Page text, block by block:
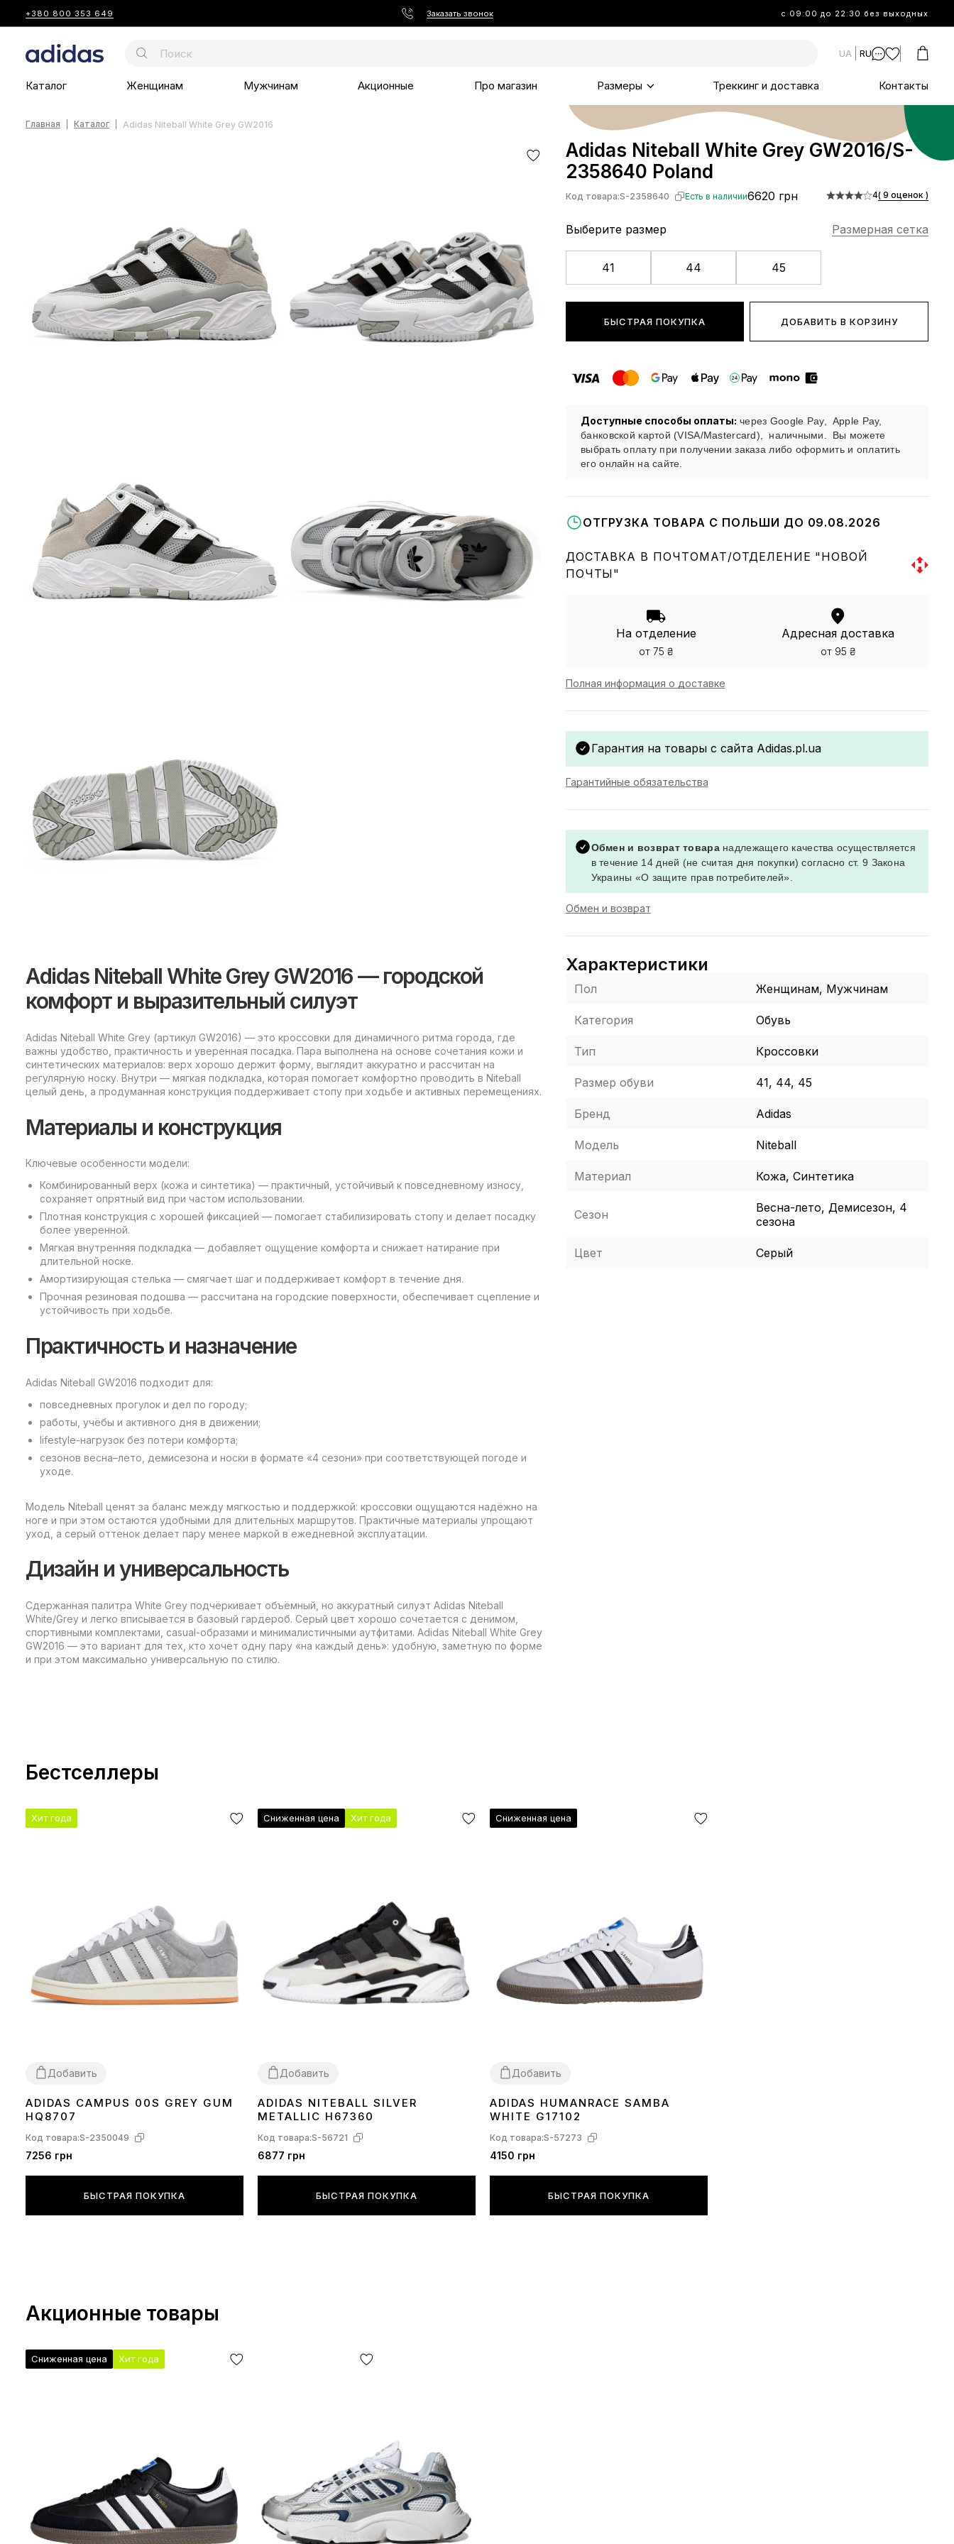
+380 800 353 649 Заказать звонок с 09:00 до 22:30 без выходных
UA RU
Каталог Женщинам Мужчинам Акционные Про магазин Размеры Треккинг и доставка Контакты
Главная Каталог Adidas Niteball White Grey GW2016
Adidas Niteball White Grey GW2016 — городской
комфорт и выразительный силуэт
Adidas Niteball White Grey (артикул GW2016) — это кроссовки для динамичного ритма города, где
важны удобство, практичность и уверенная посадка. Пара выполнена на основе сочетания кожи и
синтетических материалов: верх хорошо держит форму, выглядит аккуратно и рассчитан на
регулярную носку. Внутри — мягкая подкладка, которая помогает комфортно проводить в Niteball
целый день, а продуманная конструкция поддерживает стопу при ходьбе и активных перемещениях.
Материалы и конструкция
Ключевые особенности модели:
Комбинированный верх (кожа и синтетика) — практичный, устойчивый к повседневному износу,
сохраняет опрятный вид при частом использовании.
Плотная конструкция с хорошей фиксацией — помогает стабилизировать стопу и делает посадку
более уверенной.
Мягкая внутренняя подкладка — добавляет ощущение комфорта и снижает натирание при
длительной носке.
Амортизирующая стелька — смягчает шаг и поддерживает комфорт в течение дня.
Прочная резиновая подошва — рассчитана на городские поверхности, обеспечивает сцепление и
устойчивость при ходьбе.
Практичность и назначение
Adidas Niteball GW2016 подходит для:
повседневных прогулок и дел по городу;
работы, учёбы и активного дня в движении;
lifestyle-нагрузок без потери комфорта;
сезонов весна–лето, демисезона и носки в формате «4 сезони» при соответствующей погоде и
уходе.
Модель Niteball ценят за баланс между мягкостью и поддержкой: кроссовки ощущаются надёжно на
ноге и при этом остаются удобными для длительных маршрутов. Практичные материалы упрощают
уход, а серый оттенок делает пару менее маркой в ежедневной эксплуатации.
Дизайн и универсальность
Сдержанная палитра White Grey подчёркивает объёмный, но аккуратный силуэт Adidas Niteball
White/Grey и легко вписывается в базовый гардероб. Серый цвет хорошо сочетается с денимом,
спортивными комплектами, casual-образами и минималистичными аутфитами. Adidas Niteball White Grey
GW2016 — это вариант для тех, кто хочет одну пару «на каждый день»: удобную, заметную по форме
и при этом максимально универсальную по стилю.
Adidas Niteball White Grey GW2016/S-
2358640 Poland
Код товара:S-2358640 Есть в наличии6620 грн 4( 9 оценок )
Выберите размер Размерная сетка
41 44 45
БЫСТРАЯ ПОКУПКА ДОБАВИТЬ В КОРЗИНУ
Доступные способы оплаты: через Google Pay,
Apple Pay,
банковской картой (VISA/Mastercard),
наличными.
Вы можете
выбрать оплату при получении заказа либо оформить и оплатить
его онлайн на сайте.
ОТГРУЗКА ТОВАРА С ПОЛЬШИ ДО 09.08.2026
ДОСТАВКА В ПОЧТОМАТ/ОТДЕЛЕНИЕ "НОВОЙ
ПОЧТЫ"
На отделение
от 75 ₴
Адресная доставка
от 95 ₴
Полная информация о доставке
Гарантия на товары с сайта Adidas.pl.ua
Гарантийные обязательства
Обмен и возврат товаранадлежащего качества осуществляется
в течение 14 дней (не считая дня покупки) согласно ст. 9 Закона
Украины «О защите прав потребителей».
Обмен и возврат
Характеристики
Пол Женщинам, Мужчинам
Категория Обувь
Тип Кроссовки
Размер обуви 41, 44, 45
Бренд Adidas
Модель Niteball
Материал Кожа, Синтетика
Сезон
Весна-лето, Демисезон, 4
сезона
Цвет Серый
Бестселлеры
Хит года
Добавить
36 3738 394041 4344 45
ADIDAS CAMPUS 00S GREY GUM
HQ8707
Код товара:S-2350049
7256 грн
БЫСТРАЯ ПОКУПКА
Сниженная цена Хит года
Добавить
36 3738 39 40 41 42434445
ADIDAS NITEBALL SILVER
METALLIC H67360
Код товара:S-56721
6877 грн
БЫСТРАЯ ПОКУПКА
Сниженная цена
Добавить
36 3738 39 404142434445
ADIDAS HUMANRACE SAMBA
WHITE G17102
Код товара:S-57273
4150 грн
БЫСТРАЯ ПОКУПКА
Акционные товары
Сниженная цена Хит года